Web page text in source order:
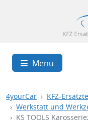
Menü
4yourCar
KFZ-
Werkstatt und
KS TOOLS